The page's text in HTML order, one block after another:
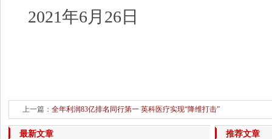
2021年6月26日
上一篇： 全年利润83亿排名同行第一 英科医疗实现“降维打击”
下一篇：什么眼膜眼霜能去除眼部
最新文章 推荐文章